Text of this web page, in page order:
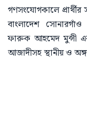
গণসংযোগকালে
বাংলাদেশ সোনারগাঁও
ফারুক আহমেদ মুন্সী
আজাদীসহ স্থানীয় ও